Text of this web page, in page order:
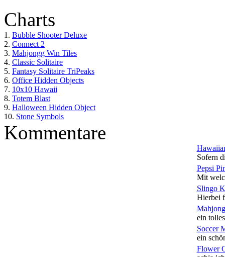
Charts
1. Bubble Shooter Deluxe
2. Connect 2
3. Mahjongg Win Tiles
4. Classic Solitaire
5. Fantasy Solitaire TriPeaks
6. Office Hidden Objects
7. 10x10 Hawaii
8. Totem Blast
9. Halloween Hidden Object
10. Stone Symbols
Kommentare
Sofern
Pepsi
Mit
Slingo
Hierbei
ein
Soccer
ein
Flower